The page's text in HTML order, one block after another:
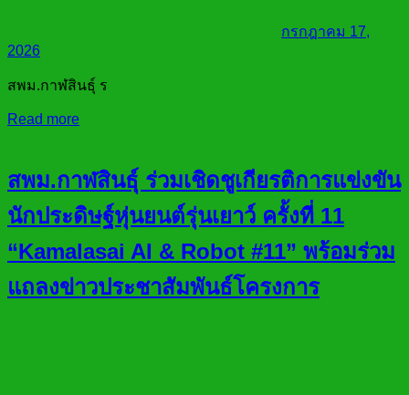
กรกฎาคม 17,
2026
สพม.กาฬสินธุ์ ร
Read more
สพม.กาฬสินธุ์ ร่วมเชิดชูเกียรติการแข่งขัน
นักประดิษฐ์หุ่นยนต์รุ่นเยาว์ ครั้งที่ 11
“Kamalasai AI & Robot #11” พร้อมร่วม
แถลงข่าวประชาสัมพันธ์โครงการ